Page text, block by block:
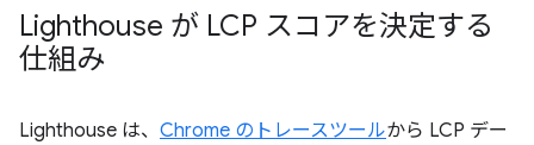
Lighthouse が LCP スコアを決定する
仕組み
Lighthouse は、 Chrome のトレースツールから LCP デー